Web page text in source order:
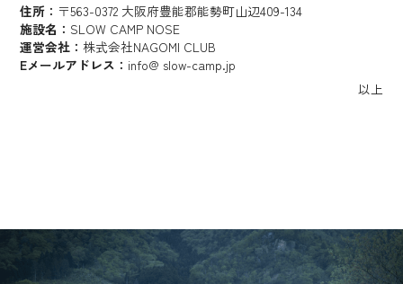
住所： 〒563-0372 大阪府豊能郡能勢町山辺409-134
施設名： SLOW CAMP NOSE
運営会社：株式会社NAGOMI CLUB
Eメールアドレス： info@ slow-camp.jp
以上